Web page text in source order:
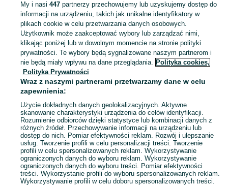
Sprzedaż elektroniki Rybnik ▶️ szeroki wybór modeli i marek ✅ Nowe i używane oferty w atrakcyjnych cenach ☝ Sprawdź ogłoszenia online na OLX.pl!
Mapa kategorii
Mapa miejscowości
Mapa ministron
Popularne wyszukiwania
My i nasi 447partnerzy przechowujemy lub uzyskujemy dostęp do
informacji na urządzeniu, takich jak unikalne identyfikatory w
plikach cookie w celu przetwarzania danych osobowych.
Użytkownik może zaakceptować wybory lub zarządzać nimi,
klikając poniżej lub w dowolnym momencie na stronie polityki
prywatności. Te wybory będą sygnalizowane naszym partnerom i
nie będą miały wpływu na dane przeglądania. Polityka cookies,
Polityka Prywatności
Wraz z naszymi partnerami przetwarzamy dane w celu
zapewnienia:
Użycie dokładnych danych geolokalizacyjnych. Aktywne
skanowanie charakterystyki urządzenia do celów identyfikacji.
Rozumienie odbiorców dzięki statystyce lub kombinacji danych z
różnych źródeł. Przechowywanie informacji na urządzeniu lub
dostęp do nich. Pomiar efektywności reklam. Rozwój i ulepszanie
usług. Tworzenie profili w celu personalizacji treści. Tworzenie
profili w celu spersonalizowanych reklam. Wykorzystywanie
ograniczonych danych do wyboru reklam. Wykorzystywanie
ograniczonych danych do wyboru treści. Pomiar efektywności
treści. Wykorzystanie profili do wyboru spersonalizowanych reklam.
Wykorzystywanie profili w celu doboru spersonalizowanych treści.